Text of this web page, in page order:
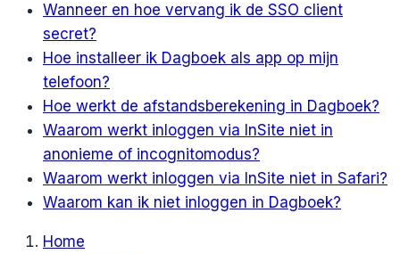
Wanneer en hoe vervang ik de SSO client
secret?
Hoe installeer ik Dagboek als app op mijn
telefoon?
Hoe werkt de afstandsberekening in Dagboek?
Waarom werkt inloggen via InSite niet in
anonieme of incognitomodus?
Waarom werkt inloggen via InSite niet in Safari?
Waarom kan ik niet inloggen in Dagboek?
Home